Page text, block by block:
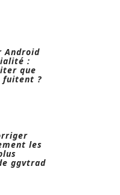
Android
:
que
fuitent ?
les
ggvtrad